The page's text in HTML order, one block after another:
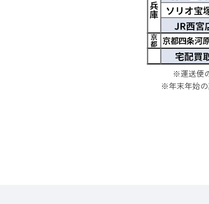
※運送便
※年末年始の